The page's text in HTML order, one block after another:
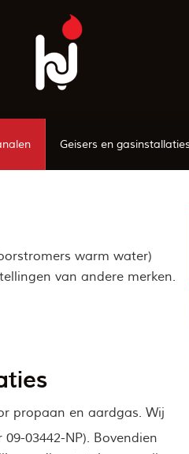
Geisers en gasinstallaties
warm water)
van andere merken.
propaan en aardgas. Wij
03442-NP). Bovendien